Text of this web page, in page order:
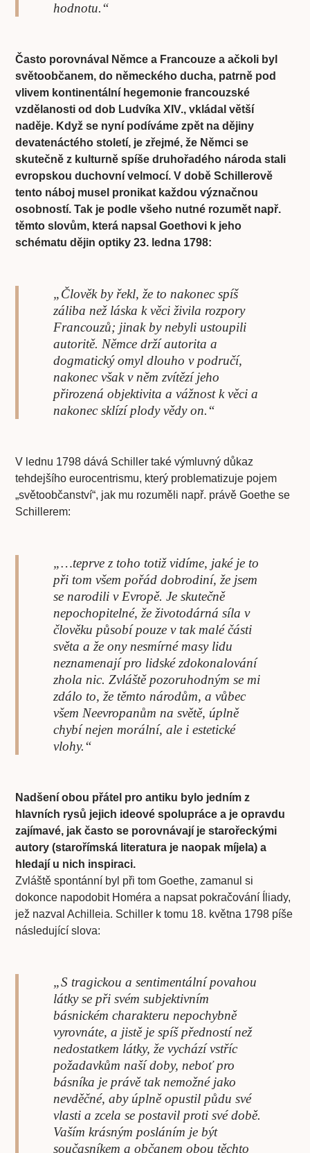
hodnotu.“
Často porovnával Němce a Francouze a ačkoli byl
světoobčanem, do německého ducha, patrně pod
vlivem kontinentální hegemonie francouzské
vzdělanosti od dob Ludvíka XIV., vkládal větší
naděje. Když se nyní podíváme zpět na dějiny
devatenáctého století, je zřejmé, že Němci se
skutečně z kulturně spíše druhořadého národa stali
evropskou duchovní velmocí. V době Schillerově
tento náboj musel pronikat každou význačnou
osobností. Tak je podle všeho nutné rozumět např.
těmto slovům, která napsal Goethovi k jeho
schématu dějin optiky 23. ledna 1798:
„Člověk by řekl, že to nakonec spíš
záliba než láska k věci živila rozpory
Francouzů; jinak by nebyli ustoupili
autoritě. Němce drží autorita a
dogmatický omyl dlouho v područí,
nakonec však v něm zvítězí jeho
přirozená objektivita a vážnost k věci a
nakonec sklízí plody vědy on.“
V lednu 1798 dává Schiller také výmluvný důkaz
tehdejšího eurocentrismu, který problematizuje pojem
„světoobčanství“, jak mu rozuměli např. právě Goethe se
Schillerem:
„…teprve z toho totiž vidíme, jaké je to
při tom všem pořád dobrodiní, že jsem
se narodili v Evropě. Je skutečně
nepochopitelné, že životodárná síla v
člověku působí pouze v tak malé části
světa a že ony nesmírné masy lidu
neznamenají pro lidské zdokonalování
zhola nic. Zvláště pozoruhodným se mi
zdálo to, že těmto národům, a vůbec
všem Neevropanům na světě, úplně
chybí nejen morální, ale i estetické
vlohy.“
Nadšení obou přátel pro antiku bylo jedním z
hlavních rysů jejich ideové spolupráce a je opravdu
zajímavé, jak často se porovnávají je starořeckými
autory (starořímská literatura je naopak míjela) a
hledají u nich inspiraci.
Zvláště spontánní byl při tom Goethe, zamanul si
dokonce napodobit Homéra a napsat pokračování Íliady,
jež nazval Achilleia. Schiller k tomu 18. května 1798 píše
následující slova:
„S tragickou a sentimentální povahou
látky se při svém subjektivním
básnickém charakteru nepochybně
vyrovnáte, a jistě je spíš předností než
nedostatkem látky, že vychází vstříc
požadavkům naší doby, neboť pro
básníka je právě tak nemožné jako
nevděčné, aby úplně opustil půdu své
vlasti a zcela se postavil proti své době.
Vaším krásným posláním je být
současníkem a občanem obou těchto